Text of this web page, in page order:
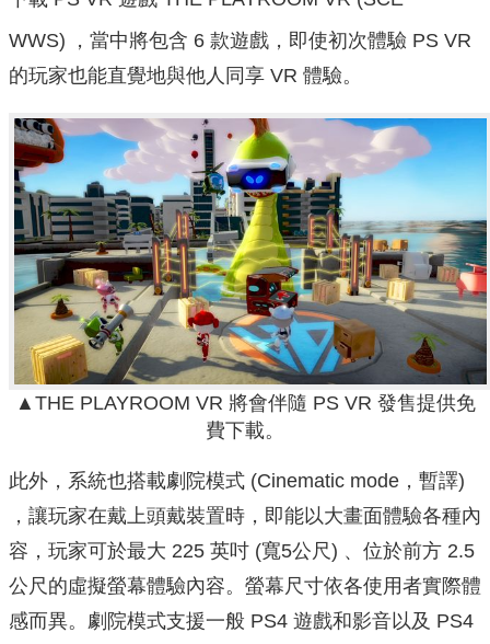
WWS)
，當中將包含 6 款遊戲，即使初次體驗 PS VR
的玩家也能直覺地與他人同享 VR 體驗。
▲THE PLAYROOM VR 將會伴隨 PS VR 發售提供免
費下載。
此外，系統也搭載劇院模式 (Cinematic mode，暫譯)
，讓玩家在戴上頭戴裝置時，即能以大畫面體驗各種內
容，玩家可於最大 225 英吋 (寬5公尺) 、位於前方 2.5
公尺的虛擬螢幕體驗內容。螢幕尺寸依各使用者實際體
感而異。劇院模式支援一般 PS4 遊戲和影音以及 PS4